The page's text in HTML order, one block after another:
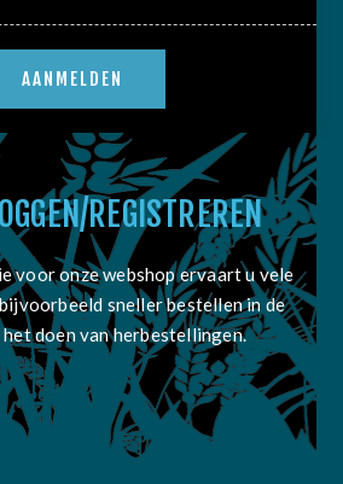
REGISTREREN
voor onze webshop ervaart u vele
sneller bestellen in de
doen van herbestellingen.